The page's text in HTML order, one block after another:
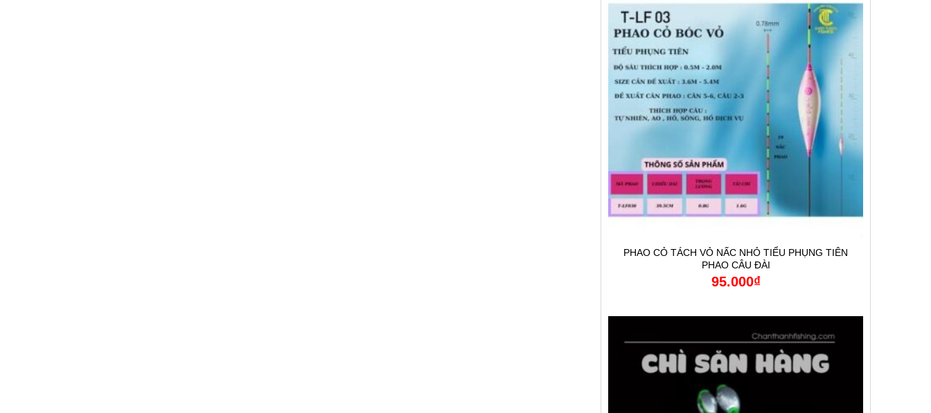
PHAO CỎ TÁCH VỎ NẤC NHỎ TIỂU PHỤNG TIÊN
PHAO CÂU ĐÀI
95.000₫